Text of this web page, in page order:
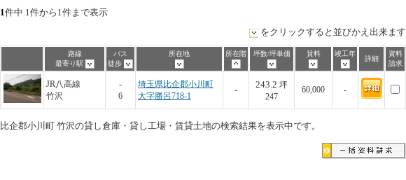
1件中 1件から1件まで表示
をクリックすると並びかえ出来ます
路線
最寄り駅
バス
徒歩
所在地 所在階 坪数/坪単価 賃料 竣工年
詳細
資料
請求
JR八高線
竹沢
-
6
埼玉県比企郡小川町
大字勝呂718-1
-
243.2 坪
247
60,000 -
比企郡小川町 竹沢の貸し倉庫・貸し工場・賃貸土地の検索結果を表示中です。